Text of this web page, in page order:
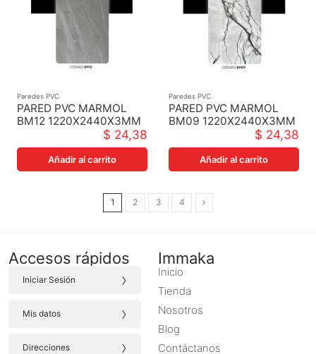
Paredes PVC
PARED PVC MARMOL
BM12 1220X2440X3MM
$ 24,38
Añadir al carrito
Paredes PVC
PARED PVC MARMOL
BM09 1220X2440X3MM
$ 24,38
Añadir al carrito
1 2 3 4
Accesos rápidos
Iniciar Sesión ›
Mis datos ›
Direcciones ›
Immaka
Inicio
Tienda
Nosotros
Blog
Contáctanos